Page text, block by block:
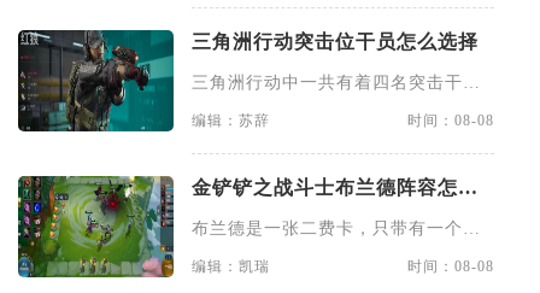
三角洲行动突击位干员怎么选择
三角洲行动中一共有着四名突击干
编辑：苏辞 时间：08-08
金铲铲之战斗士布兰德阵容怎么
布兰德是一张二费卡，只带有一个复
编辑：凯瑞 时间：08-08